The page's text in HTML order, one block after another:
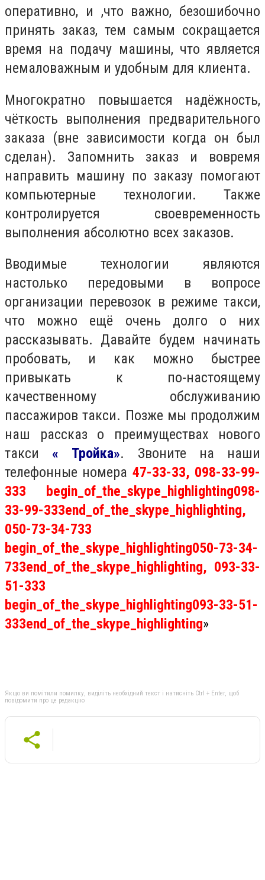
оперативно, и ,что важно, безошибочно
принять заказ, тем самым сокращается
время на подачу машины, что является
немаловажным и удобным для клиента.
Многократно повышается надёжность,
чёткость выполнения предварительного
заказа (вне зависимости когда он был
сделан). Запомнить заказ и вовремя
направить машину по заказу помогают
компьютерные технологии. Также
контролируется своевременность
выполнения абсолютно всех заказов.
Вводимые технологии являются
настолько передовыми в вопросе
организации перевозок в режиме такси,
что можно ещё очень долго о них
рассказывать. Давайте будем начинать
пробовать, и как можно быстрее
привыкать к по-настоящему
качественному обслуживанию
пассажиров такси. Позже мы продолжим
наш рассказ о преимуществах нового
такси « Тройка». Звоните на наши
телефонные номера 47-33-33, 098-33-99-
333 begin_of_the_skype_highlighting098-
33-99-333end_of_the_skype_highlighting,
050-73-34-733
begin_of_the_skype_highlighting050-73-34-
733end_of_the_skype_highlighting, 093-33-
51-333
begin_of_the_skype_highlighting093-33-51-
333end_of_the_skype_highlighting»
Якщо ви помітили помилку, виділіть необхідний текст і натисніть Ctrl + Enter, щоб
повідомити про це редакцію